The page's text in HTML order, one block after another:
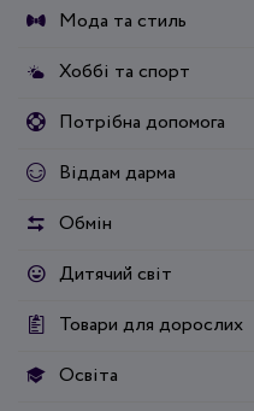
Мода та стиль
Хоббі та спорт
Потрібна допомога
Віддам дарма
Обмін
Дитячий світ
Товари для дорослих
Освіта